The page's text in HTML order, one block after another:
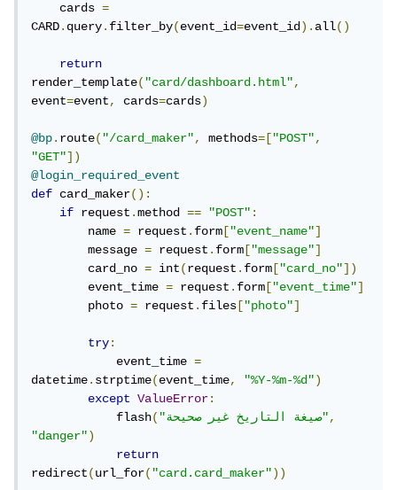
    cards
=
CARD.query.filter_by(event_id=event_id).all()
return
render_template("card/dashboard.html",
event=event, cards=cards)
@bp.route("/card_maker", methods=["POST",
"GET"])
@login_required_event
def card_maker():
if request.method == "POST":
        name
= request.form ["event_name"]
        message
= request.form ["message"]
        card_no
= int(request.form ["card_no"])
        event_time
= request.form ["event_time"]
        photo
= request.files ["photo"]
try:
            event_time
=
datetime.strptime(event_time, "%Y-%m-%d")
except
ValueError:
            flash
( "صيغة التاريخ غير صحيحة",
"danger")
return
redirect(url_for("card.card_maker"))